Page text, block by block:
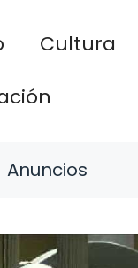
Cultura
Anuncios